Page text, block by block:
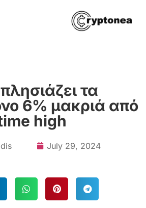
τα
6% μακριά από
high
July 29, 2024